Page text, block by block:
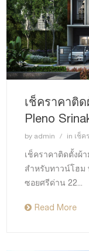
เช็คราคาติ
Pleno
by admin in เช็ค
เช็คราคาติดตั้งผ้
สำหรับทาวน์โฮม
ซอยศรีด่าน 22...
Read More